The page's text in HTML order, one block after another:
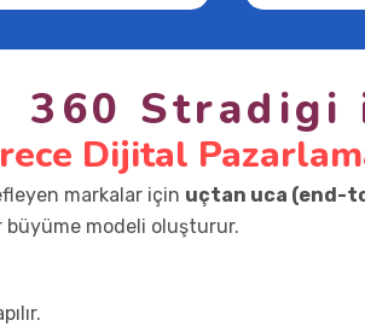
360 Stradigi
Dijital
markalar için uçtan uca (end-
büyüme modeli oluşturur.